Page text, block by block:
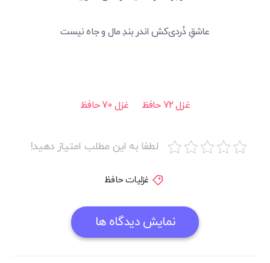
عاشقِ دُردی‌کش اندر بندِ مال و جاه نیست
غزل 72 حافظ غزل 70 حافظ
لطفا به این مطلب امتیاز دهید!
غزلیات حافظ
نمایش دیدگاه ها